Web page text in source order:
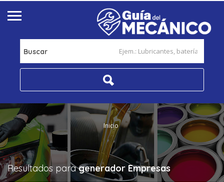
Buscar
Inicio
Resultados paragenerador Empresas